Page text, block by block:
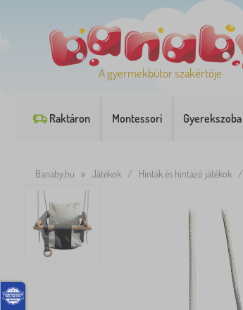
A gyermekbútor szakértője
Raktáron Montessori Gyerekszoba
Banaby.hu » Játékok / Hinták és hintázó játékok /